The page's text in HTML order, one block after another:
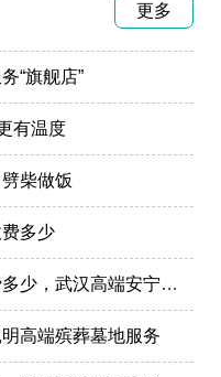
更多
“旗舰店”
有温度
柴做饭
多少
武汉泰康楚园临终关怀价格收费多少，武汉高端安宁疗护，高端殡仪一条龙服务
高端殡葬墓地服务